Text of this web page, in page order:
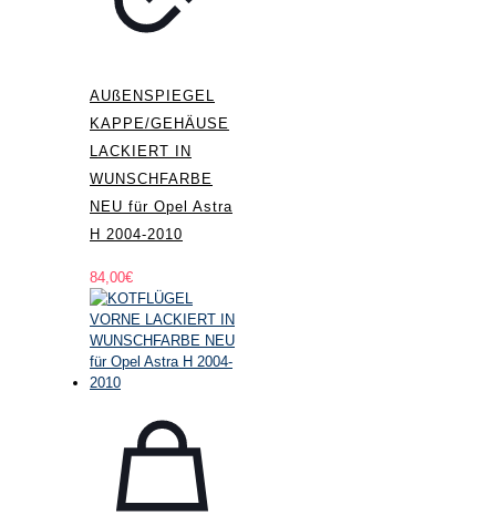
AUßENSPIEGEL
KAPPE/GEHÄUSE
LACKIERT IN
WUNSCHFARBE
NEU für Opel Astra
H 2004-2010
84,00€